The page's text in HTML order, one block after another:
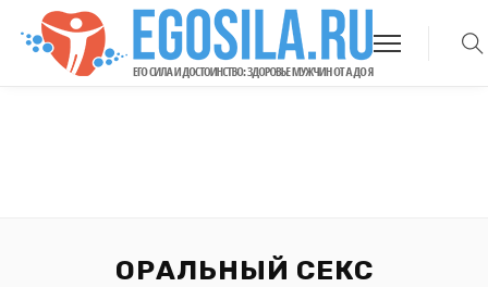
ОРАЛЬНЫЙ СЕКС